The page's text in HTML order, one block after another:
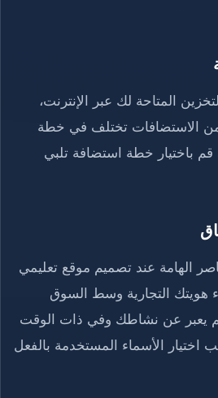
المتاحة لك عبر الإنترنت،
الاستضافات تختلف في خطة
قم باختيار خطة استضافة تلبي
الهامة عند تصميم موقع تعليمي
هويتك التجارية وسط السوق
يعبر عن نشاطك وفي ذات الوقت
الأسماء المستخدمة بالفعل